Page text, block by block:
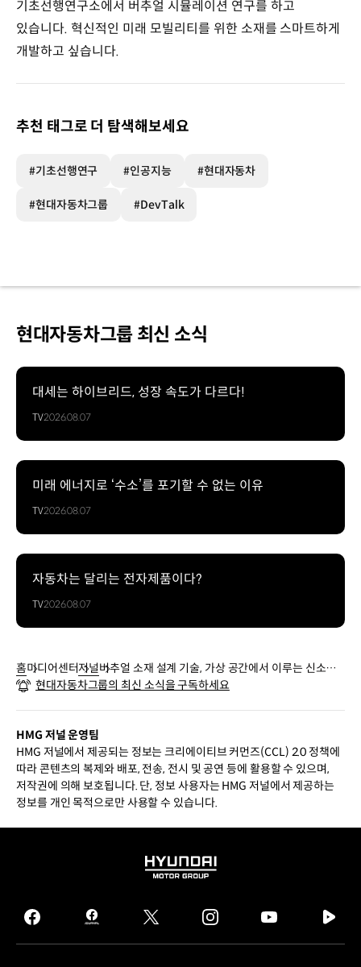
기초선행연구소에서 버추얼 시뮬레이션 연구를 하고
있습니다. 혁신적인 미래 모빌리티를 위한 소재를 스마트하게
개발하고 싶습니다.
추천 태그로 더 탐색해보세요
#기초선행연구 #인공지능 #현대자동차
#현대자동차그룹 #DevTalk
현대자동차그룹 최신 소식
대세는 하이브리드, 성장 속도가 다르다!
TV2026.08.07
미래 에너지로 ‘수소’를 포기할 수 없는 이유
TV2026.08.07
자동차는 달리는 전자제품이다?
TV2026.08.07
홈미디어센터저널버추얼 소재 설계 기술, 가상 공간에서 이루는 신소재
개발의 혁신
현대자동차그룹의 최신 소식을 구독하세요
HMG 저널 운영팀
HMG 저널에서 제공되는 정보는 크리에이티브 커먼즈(CCL) 2.0 정책에
따라 콘텐츠의 복제와 배포, 전송, 전시 및 공연 등에 활용할 수 있으며,
저작권에 의해 보호됩니다. 단, 정보 사용자는 HMG 저널에서 제공하는
정보를 개인 목적으로만 사용할 수 있습니다.
HYUNDAI
GROUP
facebook
hmg
journal
twitter instagram
tv